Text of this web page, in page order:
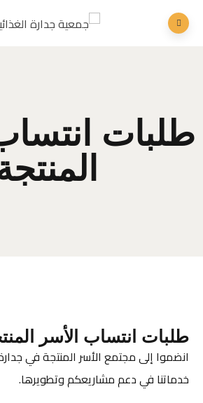
طلبات
طلبات انتساب الأسر
انضموا إلى مجتمع الأسر المنتجة في
خدماتنا في دعم مشاريعكم وتطويرها.